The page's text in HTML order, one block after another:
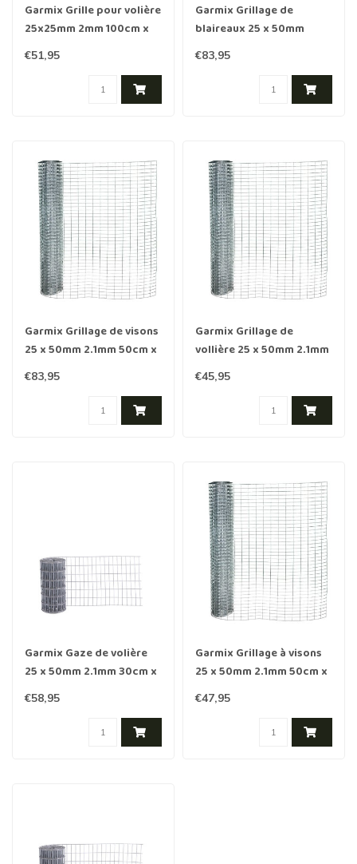
Garmix Grille pour volière
25x25mm 2mm 100cm x
5m galvanisé
€51,95
Garmix Grillage de
blaireaux 25 x 50mm
2.1mm 100cm x 10m
galvanisé
€83,95
Garmix Grillage de visons
25 x 50mm 2.1mm 50cm x
25m galvanisé
€83,95
Garmix Grillage de
vollière 25 x 50mm 2.1mm
100cm x 5m galvanisé
€45,95
Garmix Gaze de volière
25 x 50mm 2.1mm 30cm x
25m Galvanisé
€58,95
Garmix Grillage à visons
25 x 50mm 2.1mm 50cm x
10m galvanisé
€47,95